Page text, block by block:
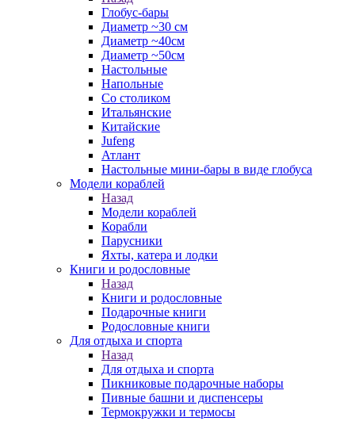
Глобус-бары
Диаметр ~30 см
Диаметр ~40см
Диаметр ~50см
Настольные
Напольные
Со столиком
Итальянские
Китайские
Jufeng
Атлант
Настольные мини-бары в виде глобуса
Модели кораблей
Назад
Модели кораблей
Корабли
Парусники
Яхты, катера и лодки
Книги и родословные
Назад
Книги и родословные
Подарочные книги
Родословные книги
Для отдыха и спорта
Назад
Для отдыха и спорта
Пикниковые подарочные наборы
Пивные башни и диспенсеры
Термокружки и термосы